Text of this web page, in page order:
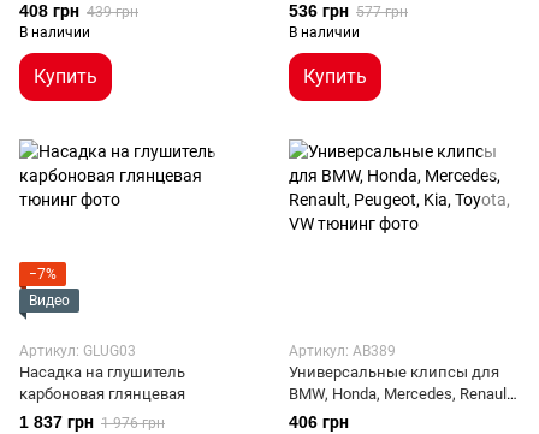
408 грн 439 грн
В наличии
Купить
536 грн 577 грн
В наличии
Купить
−7%
Видео
Артикул: GLUG03
Насадка на глушитель
карбоновая глянцевая
1 837 грн 1 976 грн
Артикул: AB389
Универсальные клипсы для
BMW, Honda, Mercedes, Renault,
Peugeot, Kia, Toyota, VW
406 грн